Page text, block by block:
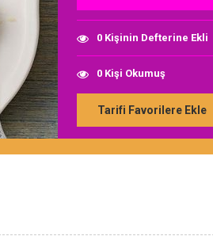
0 Kişinin Defterine Ekli
0 Kişi Okumuş
Tarifi Favorilere Ekle